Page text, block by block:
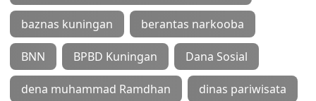
baznas kuningan berantas narkooba
BNN BPBD Kuningan Dana Sosial
dena muhammad Ramdhan dinas pariwisata